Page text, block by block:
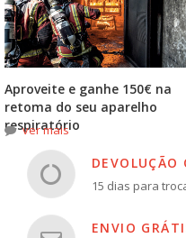
Aproveite e ganhe 150€ na
retoma do seu aparelho
respiratório
ver mais
DEVOLUÇÃO
15 dias para
ENVIO